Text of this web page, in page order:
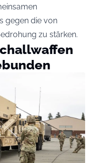
gegen die von
zu stärken.